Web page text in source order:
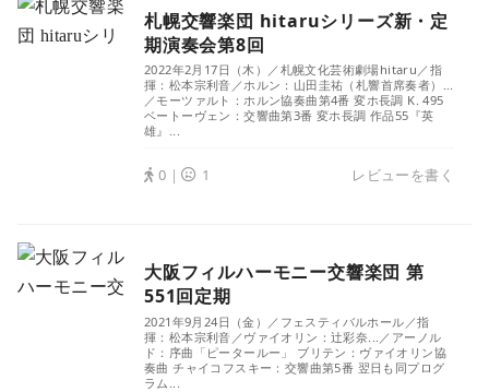
札幌交響楽団 hitaruシリーズ新・定
期演奏会第8回
2022年2月17日（木）／札幌文化芸術劇場hitaru／指
揮：松本宗利音／ホルン：山田圭祐（札響首席奏者）...
／モーツァルト：ホルン協奏曲第4番 変ホ長調 K. 495
ベートーヴェン：交響曲第3番 変ホ長調 作品55『英
雄』...
0｜ 1 レビューを書く
大阪フィルハーモニー交響楽団 第
551回定期
2021年9月24日（金）／フェスティバルホール／指
揮：松本宗利音／ヴァイオリン：辻彩奈...／アーノル
ド：序曲「ピータールー」 ブリテン：ヴァイオリン協
奏曲 チャイコフスキー：交響曲第5番 翌日も同プログ
ラム...